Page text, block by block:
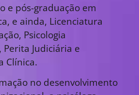
e pós-graduação em
e ainda, Licenciatura
Psicologia
Judiciária e
Clínica.
no desenvolvimento